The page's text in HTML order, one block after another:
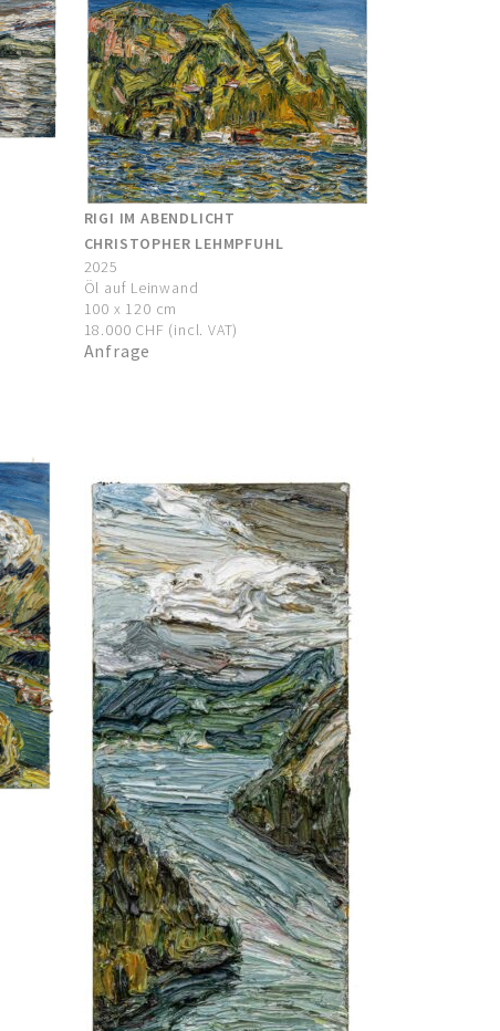
RIGI IM ABENDLICHT
CHRISTOPHER LEHMPFUHL
2025
Öl auf Leinwand
100 x 120 cm
18.000 CHF (incl. VAT)
Anfrage